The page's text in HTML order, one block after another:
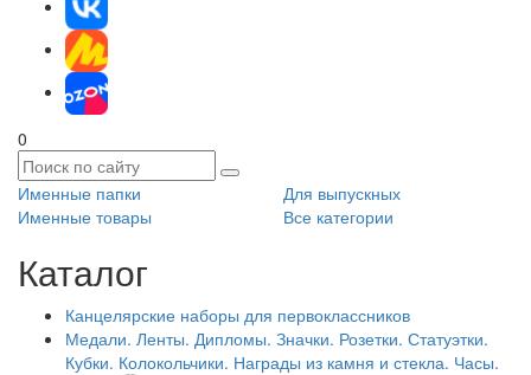
0
Именные папки
Для выпускных
Именные товары
Все категории
Каталог
Канцелярские наборы для первоклассников
Медали. Ленты. Дипломы. Значки. Розетки. Статуэтки.
Кубки. Колокольчики. Награды из камня и стекла. Часы.